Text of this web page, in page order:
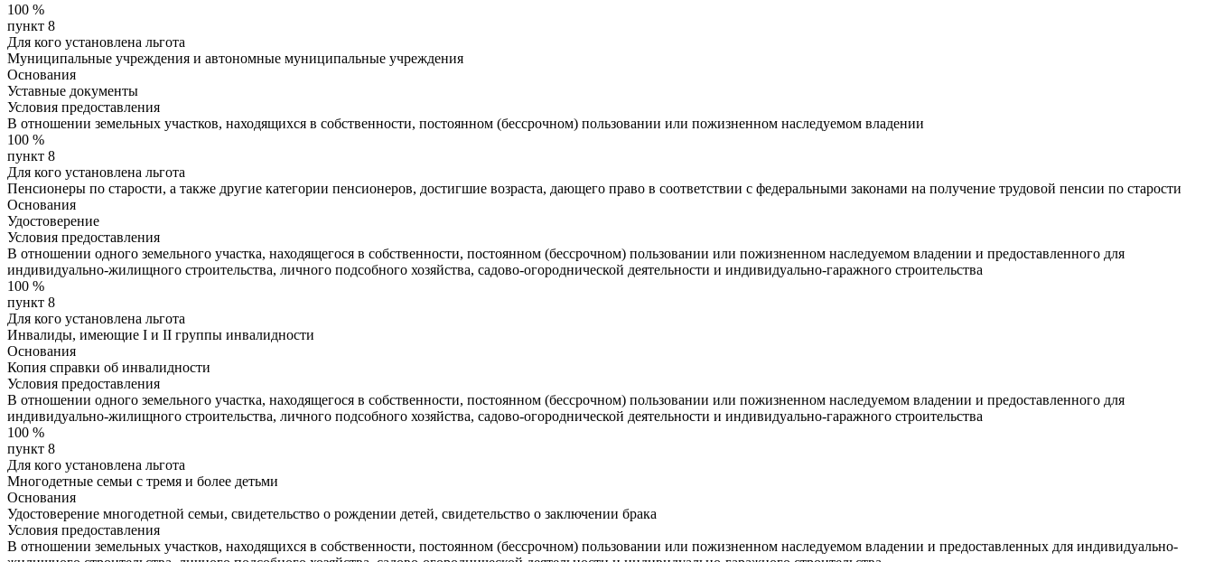
100 %
пункт 8
Для кого установлена льгота
Муниципальные учреждения и автономные муниципальные учреждения
Основания
Уставные документы
Условия предоставления
В отношении земельных участков, находящихся в собственности, постоянном (бессрочном) пользовании или пожизненном наследуемом владении
100 %
пункт 8
Для кого установлена льгота
Пенсионеры по старости, а также другие категории пенсионеров, достигшие возраста, дающего право в соответствии с федеральными законами на получение трудовой пенсии по старости
Основания
Удостоверение
Условия предоставления
В отношении одного земельного участка, находящегося в собственности, постоянном (бессрочном) пользовании или пожизненном наследуемом владении и предоставленного для
индивидуально-жилищного строительства, личного подсобного хозяйства, садово-огороднической деятельности и индивидуально-гаражного строительства
100 %
пункт 8
Для кого установлена льгота
Инвалиды, имеющие I и II группы инвалидности
Основания
Копия справки об инвалидности
Условия предоставления
В отношении одного земельного участка, находящегося в собственности, постоянном (бессрочном) пользовании или пожизненном наследуемом владении и предоставленного для
индивидуально-жилищного строительства, личного подсобного хозяйства, садово-огороднической деятельности и индивидуально-гаражного строительства
100 %
пункт 8
Для кого установлена льгота
Многодетные семьи с тремя и более детьми
Основания
Удостоверение многодетной семьи, свидетельство о рождении детей, свидетельство о заключении брака
Условия предоставления
В отношении земельных участков, находящихся в собственности, постоянном (бессрочном) пользовании или пожизненном наследуемом владении и предоставленных для индивидуально-